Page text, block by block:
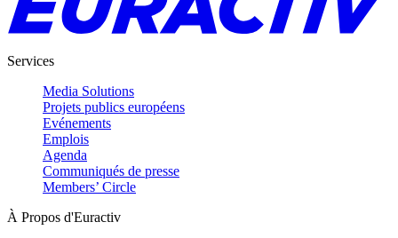
Services
Media Solutions
Projets publics européens
Evénements
Emplois
Agenda
Communiqués de presse
Members’ Circle
À Propos d'Euractiv